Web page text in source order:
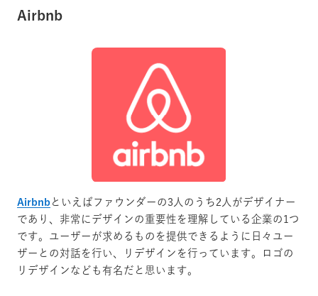
Airbnb
Airbnb といえばファウンダーの3人のうち2人がデザイナー
であり、非常にデザインの重要性を理解している企業の1つ
です。ユーザーが求めるものを提供できるように日々ユー
ザーとの対話を行い、リデザインを行っています。ロゴの
リデザインなども有名だと思います。